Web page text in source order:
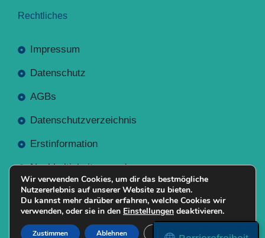
Rechtliches
Impressum
Datenschutz
AGBs
Datenschutzverzeichnis
Erstinformation
Nachhaltigkeitsverordnung
Mit Erstellt NR-Webservices.de
Wir verwenden Cookies, um dir das bestmögliche
Nutzererlebnis auf unserer Website zu bieten.
Du kannst mehr darüber erfahren, welche Cookies wir
verwenden, oder sie in den Einstellungen deaktivieren.
Zustimmen Ablehnen Einstellungen